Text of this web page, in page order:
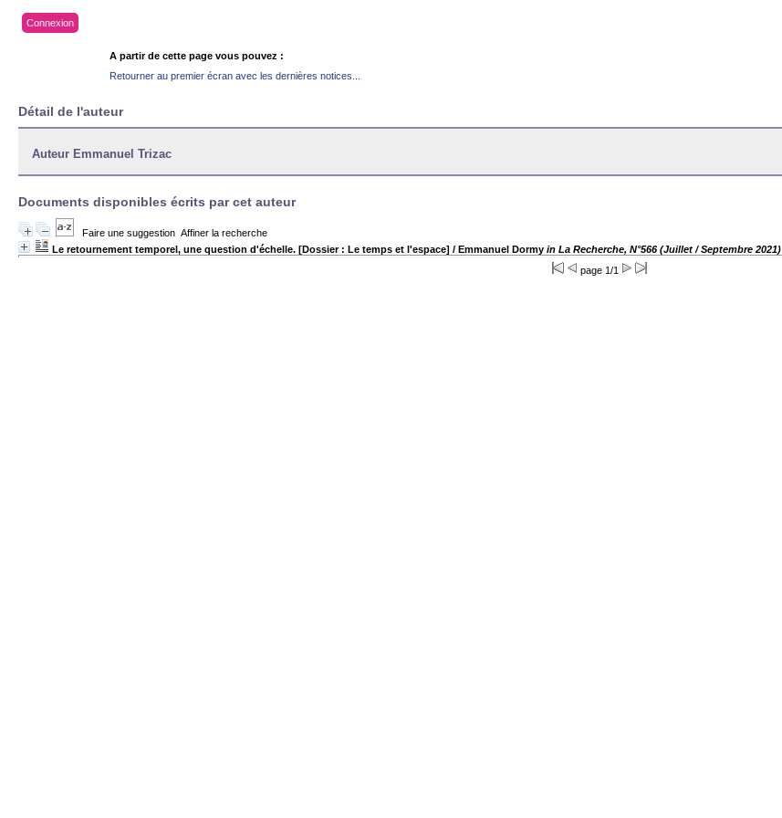
Connexion
A partir de cette page vous pouvez :
Retourner au premier écran avec les dernières notices...
Détail de l'auteur
Auteur Emmanuel Trizac
Documents disponibles écrits par cet auteur
Faire une suggestion Affiner la recherche
Le retournement temporel, une question d'échelle. [Dossier : Le temps et l'espace] / Emmanuel Dormy in La Recherche, N°566 (Juillet / Septembre 2021)
page 1/1